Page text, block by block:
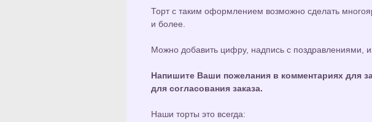
Торт с таким оформлением возможно сделать
и более.
Можно добавить цифру, надпись с поздравлениями,
Напишите Ваши пожелания в комментариях для
для согласования заказа.
Наши торты это всегда: